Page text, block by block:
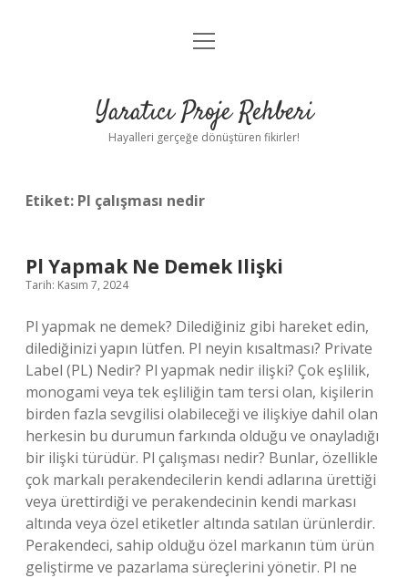
Anasayfa
Yasal Uyarı
menüyü
Yaratıcı Proje Rehberi
Hayalleri gerçeğe dönüştüren fikirler!
Etiket: Pl çalışması nedir
Pl Yapmak Ne Demek Ilişki
Tarih: Kasım 7, 2024
Pl yapmak ne demek? Dilediğiniz gibi hareket edin,
dilediğinizi yapın lütfen. Pl neyin kısaltması? Private
Label (PL) Nedir? Pl yapmak nedir ilişki? Çok eşlilik,
monogami veya tek eşliliğin tam tersi olan, kişilerin
birden fazla sevgilisi olabileceği ve ilişkiye dahil olan
herkesin bu durumun farkında olduğu ve onayladığı
bir ilişki türüdür. Pl çalışması nedir? Bunlar, özellikle
çok markalı perakendecilerin kendi adlarına ürettiği
veya ürettirdiği ve perakendecinin kendi markası
altında veya özel etiketler altında satılan ürünlerdir.
Perakendeci, sahip olduğu özel markanın tüm ürün
geliştirme ve pazarlama süreçlerini yönetir. Pl ne